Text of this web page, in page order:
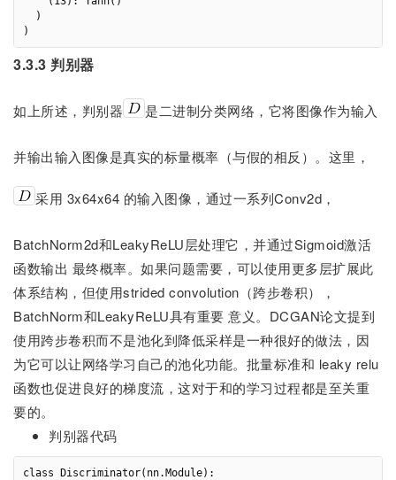
  )
3.3.3 判别器
如上所述，判别器 是二进制分类网络，它将图像作为输入
并输出输入图像是真实的标量概率（与假的相反）。这里，
采用 3x64x64 的输入图像，通过一系列Conv2d，
BatchNorm2d和LeakyReLU层处理它，并通过Sigmoid激活
函数输出 最终概率。如果问题需要，可以使用更多层扩展此
体系结构，但使用strided convolution（跨步卷积），
BatchNorm和LeakyReLU具有重要 意义。DCGAN论文提到
使用跨步卷积而不是池化到降低采样是一种很好的做法，因
为它可以让网络学习自己的池化功能。批量标准和 leaky relu
函数也促进良好的梯度流，这对于和的学习过程都是至关重
要的。
判别器代码
class Discriminator(nn.Module):